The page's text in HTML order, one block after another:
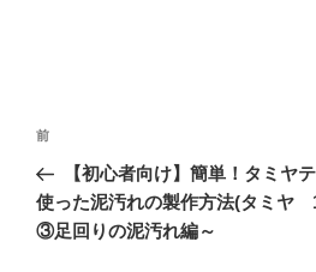
投
ナ
ビ
前
の
投
稿
前
【初心者向け】簡単！タミヤ
使った泥汚れの製作方法(タミヤ
③足回りの泥汚れ編～